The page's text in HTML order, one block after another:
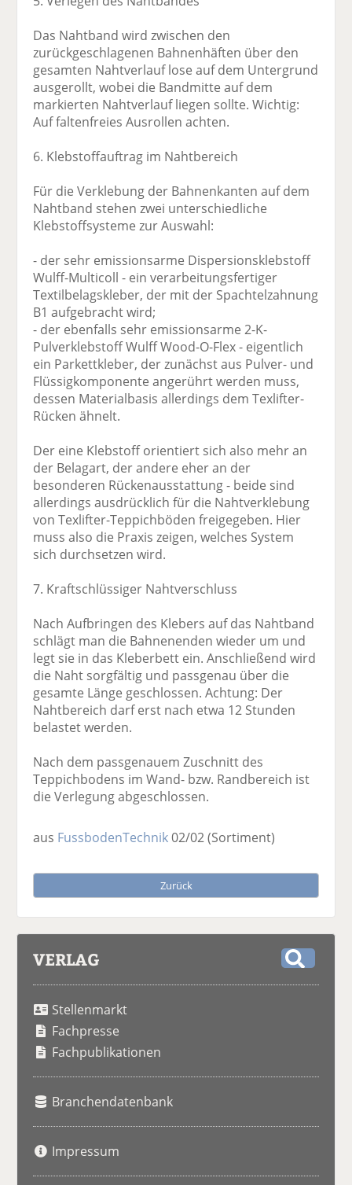
Das Nahtband wird zwischen den
zurückgeschlagenen Bahnenhäften über den
gesamten Nahtverlauf lose auf dem Untergrund
ausgerollt, wobei die Bandmitte auf dem
markierten Nahtverlauf liegen sollte. Wichtig:
Auf faltenfreies Ausrollen achten.
6. Klebstoffauftrag im Nahtbereich
Für die Verklebung der Bahnenkanten auf dem
Nahtband stehen zwei unterschiedliche
Klebstoffsysteme zur Auswahl:
- der sehr emissionsarme Dispersionsklebstoff
Wulff-Multicoll - ein verarbeitungsfertiger
Textilbelagskleber, der mit der Spachtelzahnung
B1 aufgebracht wird;
- der ebenfalls sehr emissionsarme 2-K-
Pulverklebstoff Wulff Wood-O-Flex - eigentlich
ein Parkettkleber, der zunächst aus Pulver- und
Flüssigkomponente angerührt werden muss,
dessen Materialbasis allerdings dem Texlifter-
Rücken ähnelt.
Der eine Klebstoff orientiert sich also mehr an
der Belagart, der andere eher an der
besonderen Rückenausstattung - beide sind
allerdings ausdrücklich für die Nahtverklebung
von Texlifter-Teppichböden freigegeben. Hier
muss also die Praxis zeigen, welches System
sich durchsetzen wird.
7. Kraftschlüssiger Nahtverschluss
Nach Aufbringen des Klebers auf das Nahtband
schlägt man die Bahnenenden wieder um und
legt sie in das Kleberbett ein. Anschließend wird
die Naht sorgfältig und passgenau über die
gesamte Länge geschlossen. Achtung: Der
Nahtbereich darf erst nach etwa 12 Stunden
belastet werden.
Nach dem passgenauem Zuschnitt des
Teppichbodens im Wand- bzw. Randbereich ist
die Verlegung abgeschlossen.
aus FussbodenTechnik02/02(Sortiment)
Zurück
VERLAG
Stellenmarkt
Fachpresse
Fachpublikationen
Branchendatenbank
Impressum